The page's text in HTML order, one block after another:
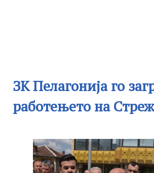
ЗК Пелагонија го
работењето на